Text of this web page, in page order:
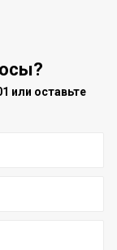
или оставьте